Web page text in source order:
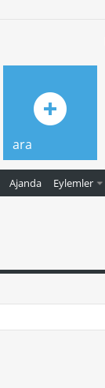
Ajanda Eylemler
ara